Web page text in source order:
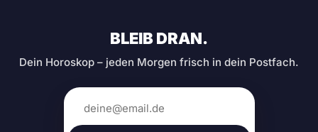
BLEIB DRAN.
Dein Horoskop – jeden Morgen frisch in dein Postfach.